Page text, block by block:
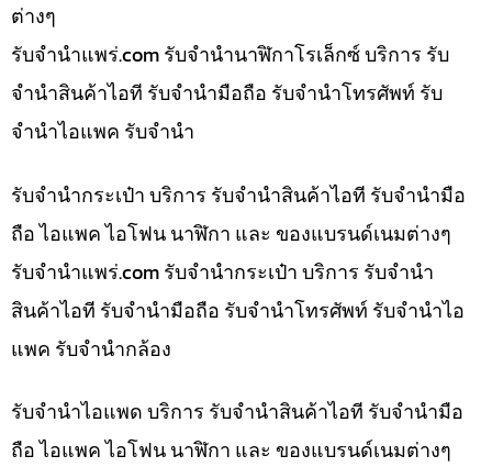
ต่างๆ
รับจํานําแพร่.com รับจำนำนาฬิกาโรเล็กซ์ บริการ รับ
จำนำสินค้าไอที รับจำนำมือถือ รับจำนำโทรศัพท์ รับ
จำนำไอแพค รับจำนำ
รับจำนำกระเป๋า บริการ รับจำนำสินค้าไอที รับจำนำมือ
ถือ ไอแพค ไอโฟน นาฬิกา และ ของแบรนด์เนมต่างๆ
รับจํานําแพร่.com รับจำนำกระเป๋า บริการ รับจำนำ
สินค้าไอที รับจำนำมือถือ รับจำนำโทรศัพท์ รับจำนำไอ
แพค รับจำนำกล้อง
รับจำนำไอแพด บริการ รับจำนำสินค้าไอที รับจำนำมือ
ถือ ไอแพค ไอโฟน นาฬิกา และ ของแบรนด์เนมต่างๆ